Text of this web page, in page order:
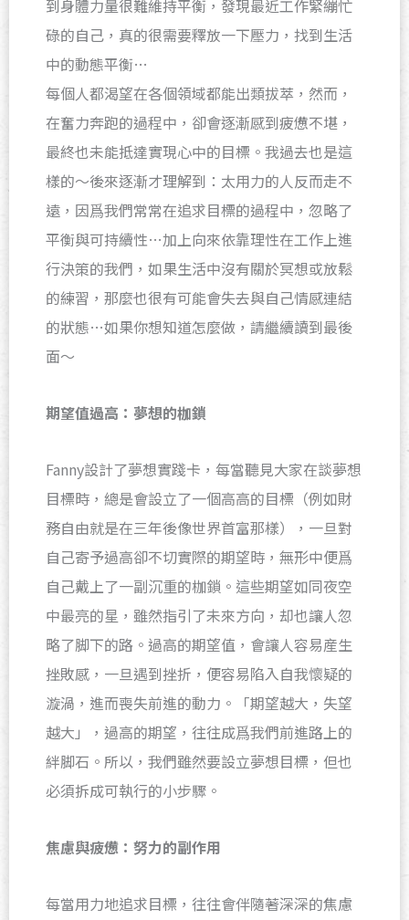
到身體力量很難維持平衡，發現最近工作緊繃忙
碌的自己，真的很需要釋放一下壓力，找到生活
中的動態平衡…
每個人都渴望在各個領域都能出類拔萃，然而，
在奮力奔跑的過程中，卻會逐漸感到疲憊不堪，
最終也未能抵達實現心中的目標。我過去也是這
樣的～後來逐漸才理解到：太用力的人反而走不
遠，因爲我們常常在追求目標的過程中，忽略了
平衡與可持續性…加上向來依靠理性在工作上進
行決策的我們，如果生活中沒有關於冥想或放鬆
的練習，那麼也很有可能會失去與自己情感連結
的狀態…如果你想知道怎麼做，請繼續讀到最後
面～
期望值過高：夢想的枷鎖
Fanny設計了夢想實踐卡，每當聽見大家在談夢想
目標時，總是會設立了一個高高的目標（例如財
務自由就是在三年後像世界首富那樣），一旦對
自己寄予過高卻不切實際的期望時，無形中便爲
自己戴上了一副沉重的枷鎖。這些期望如同夜空
中最亮的星，雖然指引了未來方向，却也讓人忽
略了脚下的路。過高的期望值，會讓人容易産生
挫敗感，一旦遇到挫折，便容易陷入自我懷疑的
漩渦，進而喪失前進的動力。「期望越大，失望
越大」，過高的期望，往往成爲我們前進路上的
絆脚石。所以，我們雖然要設立夢想目標，但也
必須拆成可執行的小步驟。
焦慮與疲憊：努力的副作用
每當用力地追求目標，往往會伴隨著深深的焦慮